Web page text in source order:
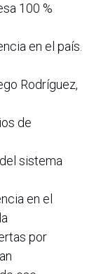
100 %
en el país.
Rodríguez,
de
sistema
en el
por